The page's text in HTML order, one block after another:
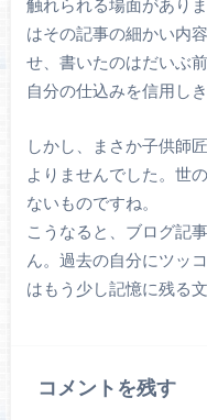
触れられる場面があり
はその記事の細かい内
せ、書いたのはだいぶ
自分の仕込みを信用し
しかし、まさか子供師
よりませんでした。世
ないものですね。
こうなると、ブログ記
ん。過去の自分にツッ
はもう少し記憶に残る
コメントを残す